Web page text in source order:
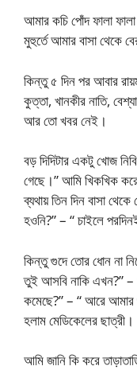
আমার কচি পোঁদ ফালা
মুহুর্তে আমার বাসা থেকে
কিন্তু ৫ দিন পর আবার
কুত্তা, খানকীর নাতি,
আর তো খবর নেই।
বড় দিদিটার একটু খোজ
গেছে।” আমি খিকখিক
ব্যথায় তিন দিন বাসা
হওনি?” – “ চাইলে
কিন্তু গুদে তোর ধোন না
তুই আসবি নাকি এখন?” –
কমেছে?” – “ আরে আমার
হলাম মেডিকেলের ছাত্রী।
আমি জানি কি করে